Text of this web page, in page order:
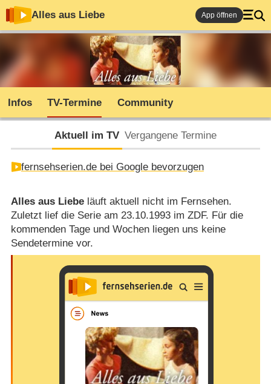
Alles aus Liebe App öffnen
Infos TV-Termine Community
Aktuell im TV Vergangene Termine
fernsehserien.de bei Google bevorzugen
Alles aus Liebeläuft aktuell nicht im Fernsehen.
Zuletzt lief die Serie am 23.10.1993 im ZDF. Für die
kommenden Tage und Wochen liegen uns keine
Sendetermine vor.